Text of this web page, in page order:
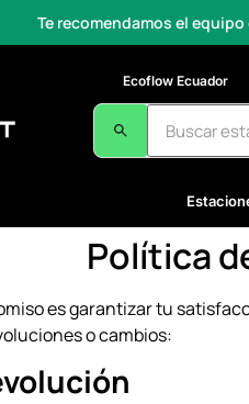
el equipo correcto
Ecoflow Ecuador
Política
es garantizar tu
o cambios: